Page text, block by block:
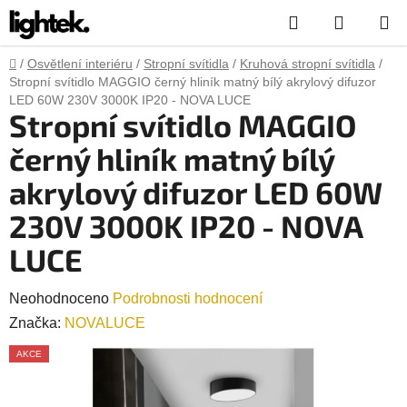
Přejít
na
obsah
Hledat
KOŠÍK
Domů
/ Osvětlení interiéru / Stropní svítidla / Kruhová stropní svítidla /
Stropní svítidlo MAGGIO černý hliník matný bílý akrylový difuzor
LED 60W 230V 3000K IP20 - NOVA LUCE
Stropní svítidlo MAGGIO
černý hliník matný bílý
akrylový difuzor LED 60W
230V 3000K IP20 - NOVA
LUCE
Průměrné
hodnocení
produktu
Neohodnoceno Podrobnosti hodnocení
Značka: NOVALUCE
AKCE